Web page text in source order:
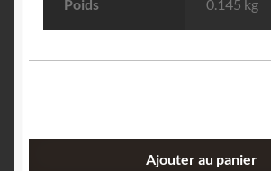
Poids 0.145 kg
Ajouter au panier